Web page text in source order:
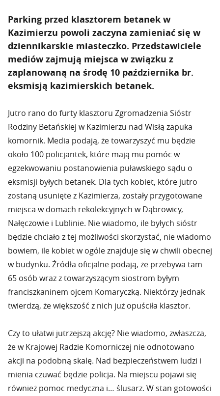
Parking przed klasztorem betanek w
Kazimierzu powoli zaczyna zamieniać się w
dziennikarskie miasteczko. Przedstawiciele
mediów zajmują miejsca w związku z
zaplanowaną na środę 10 października br.
eksmisją kazimierskich betanek.
Jutro rano do furty klasztoru Zgromadzenia Sióstr
Rodziny Betańskiej w Kazimierzu nad Wisłą zapuka
komornik. Media podają, że towarzyszyć mu będzie
około 100 policjantek, które mają mu pomóc w
egzekwowaniu postanowienia puławskiego sądu o
eksmisji byłych betanek. Dla tych kobiet, które jutro
zostaną usunięte z Kazimierza, zostały przygotowane
miejsca w domach rekolekcyjnych w Dąbrowicy,
Nałęczowie i Lublinie. Nie wiadomo, ile byłych sióstr
będzie chciało z tej możliwości skorzystać, nie wiadomo
bowiem, ile kobiet w ogóle znajduje się w chwili obecnej
w budynku. Źródła oficjalne podają, że przebywa tam
65 osób wraz z towarzyszącym siostrom byłym
franciszkaninem ojcem Komaryczką. Niektórzy jednak
twierdzą, że większość z nich już opuściła klasztor.
Czy to ułatwi jutrzejszą akcję? Nie wiadomo, zwłaszcza,
że w Krajowej Radzie Komorniczej nie odnotowano
akcji na podobną skalę. Nad bezpieczeństwem ludzi i
mienia czuwać będzie policja. Na miejscu pojawi się
również pomoc medyczna i… ślusarz. W stan gotowości